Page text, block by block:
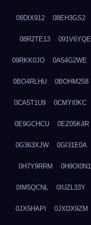
08DIX912 08EH3GS2
08R2TE13 091V6YQE
09RKK0JO 0A54G2WE
0BO4RLHU 0BOHM258
0CA5T1U9 0CMYI0KC
0E9GCHCU 0EZ05K4R
0G363XJW 0GI31E0A
0H7Y9RRM 0H9OI0N1
0IM5QCNL 0IUZL33Y
0JX5HAPI 0JXDX9ZM